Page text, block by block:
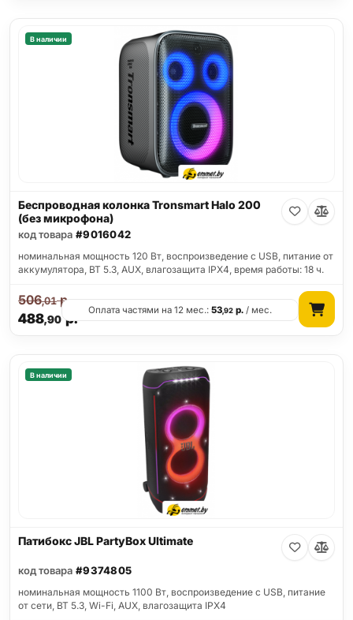
В наличии
Беспроводная колонка Tronsmart Halo 200
(без микрофона)
код товара #9016042
номинальная мощность 120 Вт, воспроизведение с USB, питание от
аккумулятора, BT 5.3, AUX, влагозащита IPX4, время работы: 18 ч.
488,90р.
506,01р.
Оплата частями на 12 мес.:53,92 р. / мес.
В наличии
Патибокс JBL PartyBox Ultimate
код товара #9374805
номинальная мощность 1100 Вт, воспроизведение с USB, питание
от сети, BT 5.3, Wi-Fi, AUX, влагозащита IPX4